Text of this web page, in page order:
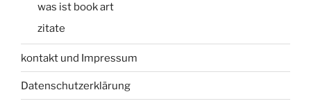
was ist book art
zitate
kontakt und Impressum
Datenschutzerklärung